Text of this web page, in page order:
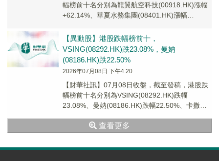
幅榜前十名分別為龍翼航空科技(00918.HK)漲幅
+62.14%、華夏水務集團(08401.HK)漲幅
【異動股】港股跌幅榜前十，
VSING(08292.HK)跌23.08%，曼妠
(08186.HK)跌22.50%
2026年07月08日 下午4:20
【財華社訊】07月08日收盤，截至發稿，港股跌
幅榜前十名分別為VSING(08292.HK)跌幅
23.08%、曼妠(08186.HK)跌幅22.50%、卡撒天
查看更多